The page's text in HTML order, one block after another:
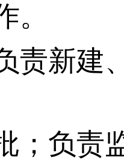
。
责新
；负责